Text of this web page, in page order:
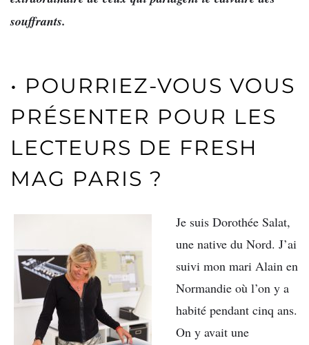
souffrants.
• POURRIEZ-VOUS VOUS
PRÉSENTER POUR LES
LECTEURS DE FRESH
MAG PARIS ?
Je suis Dorothée Salat,
une native du Nord. J’ai
suivi mon mari Alain en
Normandie où l’on y a
habité pendant cinq ans.
On y avait une